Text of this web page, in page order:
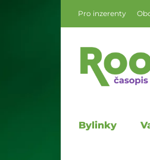
Pro inzerenty
Bylinky